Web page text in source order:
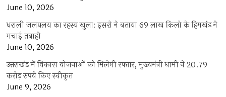
June 10, 2026
धराली जलप्रलय का रहस्य खुला: इसरो ने बताया 69 लाख किलो के हिमखंड ने
मचाई तबाही
June 10, 2026
उत्तराखंड में विकास योजनाओं को मिलेगी रफ्तार, मुख्यमंत्री धामी ने 20.79
करोड़ रुपये किए स्वीकृत
June 9, 2026